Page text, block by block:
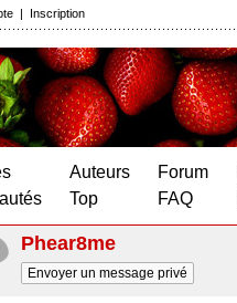
| Inscription
Auteurs
Top
Forum
FAQ
Phear8me
Envoyer un message privé